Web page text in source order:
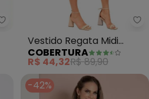
Rovitex - Vestido (Preta)
Vestido Regata Midi
Básico (Preto)
COBERTURA
R$ 44,32R$ 89,90
-42%